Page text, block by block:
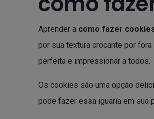
Aprender a como fazer
por sua textura crocante por
perfeita e impressionar a todos.
Os cookies são uma opção
pode fazer essa iguaria em sua